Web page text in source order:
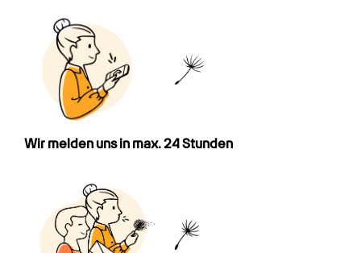
Wir melden uns in max. 24 Stunden